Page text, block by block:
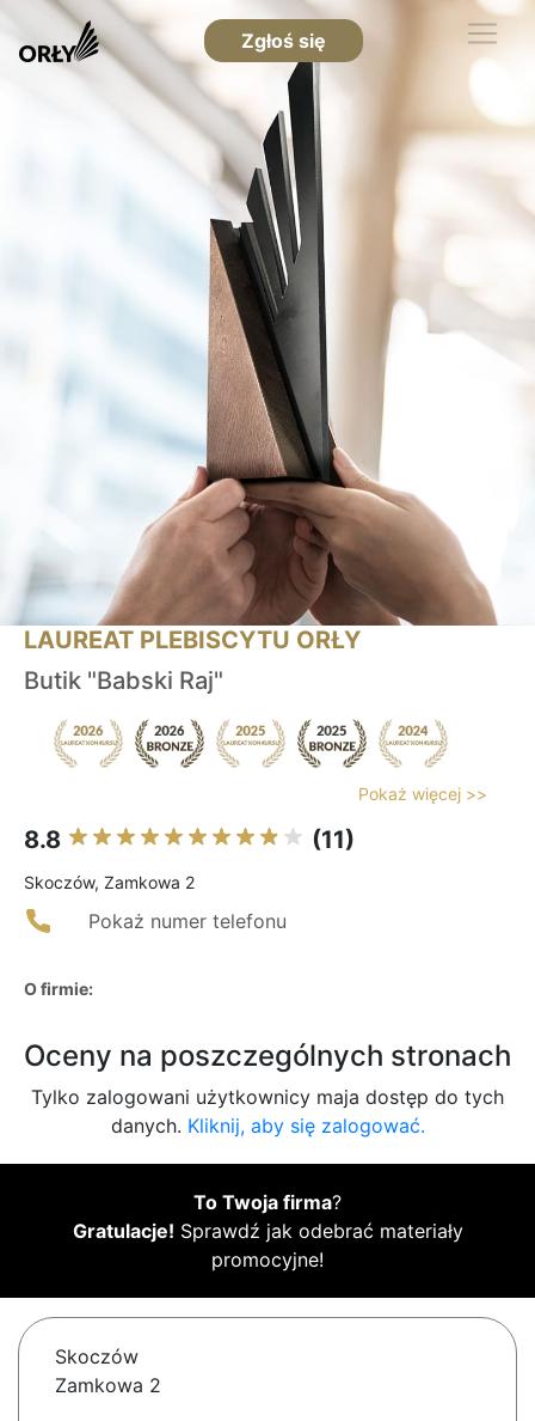
Zgłoś się
LAUREAT PLEBISCYTU ORŁY
Butik "Babski Raj"
Pokaż więcej >>
8.8 (11)
Skoczów, Zamkowa 2
Pokaż numer telefonu
O firmie:
Oceny na poszczególnych stronach
Tylko zalogowani użytkownicy maja dostęp do tych
danych. Kliknij, aby się zalogować.
To Twoja firma?
Gratulacje! Sprawdź jak odebrać materiały
promocyjne!
Skoczów
Zamkowa 2